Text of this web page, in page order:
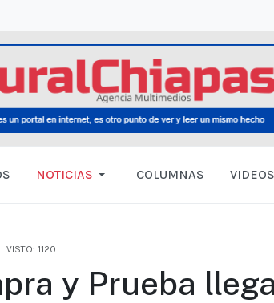
NOTICIAS COLUMNAS VIDEOS
VISTO: 1120
y Prueba llega